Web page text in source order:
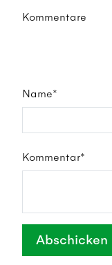
Kommentare
Name*
Kommentar*
Abschicken